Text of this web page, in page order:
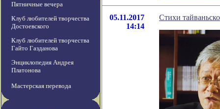
Пятничные вечера
Клуб любителей творчества
Достоевского
Клуб любителей творчества
Гайто Газданова
Энциклопедия Андрея
Платонова
Мастерская перевода
05.11.2017
14:14
Стихи